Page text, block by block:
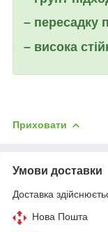
– пересадку
– висока
Приховати
Умови доставки
Доставка
Нова Пошта